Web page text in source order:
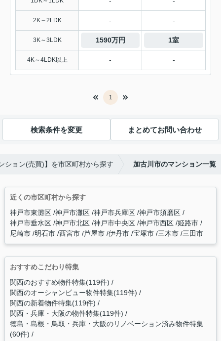
2K～2LDK - -
3K～3LDK 1590万円 1室
4K～4LDK以上 - -
1
検索条件を変更 まとめてお問い合わせ
ション(売買)】を市区町村から探す 加古川市のマンション一覧
近くの市区町村から探す
神戸市東灘区 神戸市灘区 神戸市兵庫区 神戸市須磨区
神戸市垂水区 神戸市北区 神戸市中央区 神戸市西区 姫路市
尼崎市 明石市 西宮市 芦屋市 伊丹市 宝塚市 三木市 三田市
おすすめこだわり特集
関西のおすすめ物件特集(119件)
関西のオーシャンビュー物件特集(119件)
関西の新着物件特集(119件)
関西・兵庫・大阪の物件特集(119件)
徳島・島根・鳥取・兵庫・大阪のリノベーション済み物件特集
(60件)